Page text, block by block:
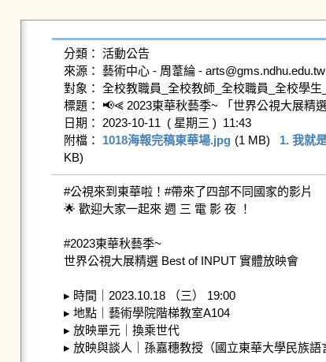
分類： 活動公告
來源： 藝術中心 - 周葦綸 -
對象： 全校教職員_全校教師_全校職員_全校學
標題： 📢⪡ 2023東華秋藝季~ 「世界公視大展精
日期： 2023-10-11  ( 星期三 )  11:43
附檔： 1018海報完稿東華場.jpg (1 MB) 1. 我就
KB)
#公視來到東華啦！#帶來了四部不同國家的影片
🌟 歡迎大家一起來 週 三 電 影 夜 ！
#2023東華秋藝季~
世界公視大展精選 Best of INPUT 實體放映會
▸ 時間｜2023.10.18 （三） 19:00
▸ 地點｜藝術學院階梯教室A104
▸ 放映單元｜換乘世代
▸ 放映與談人｜孫嘉穗教授（國立東華大學民族語